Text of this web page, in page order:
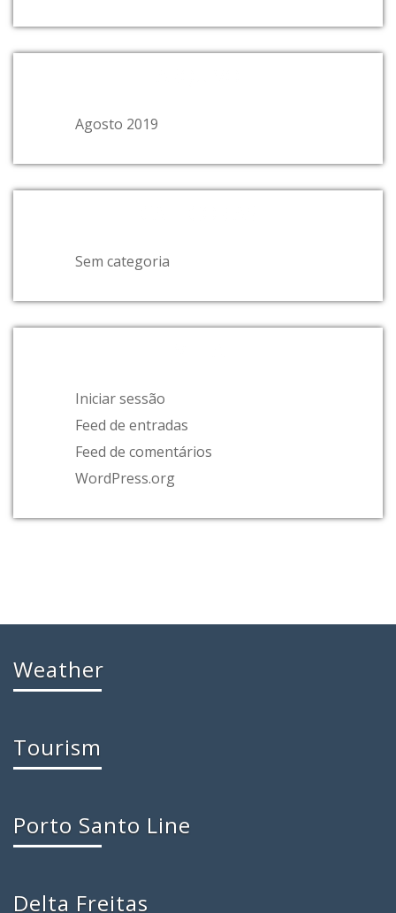
Agosto 2019
Sem categoria
Iniciar sessão
Feed de entradas
Feed de comentários
WordPress.org
Weather
Tourism
Porto Santo Line
Delta Freitas